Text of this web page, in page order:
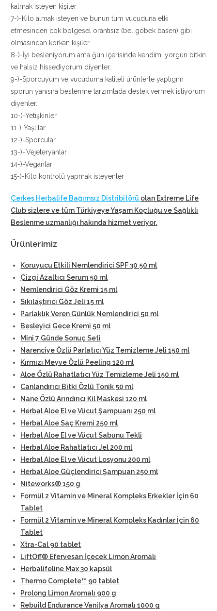
kalmak isteyen kişiler
7-)-Kilo almak isteyen ve bunun tüm vucuduna etki
etmesinden cok bölgesel orantısız (bel göbek basen) gibi
olmasından korkan kişiler
8-)-İyi besleniyorum ama ğün içerisinde kendimi yorgun bitkin
ve halsiz hissediyorum diyenler.
9-)-Sporcuyum ve vucuduma kaliteli ürünlerle yaptıgım
sporun yanısıra beslenme tarzımlada destek vermek istiyorum
diyenler.
10-)-Yetişkinler
11-)-Yaşlılar.
12-)-Sporcular
13-)-.Vejeteryanlar
14-)-Veganlar
15-)-Kilo kontrolü yapmak isteyenler
Çerkeş Herbalife Bağımsız Distribitörü olan Extreme Life
Club sizlere ve tüm Türkiyeye Yaşam Koçluğu ve Sağlıklı
Beslenme uzmanlığı hakında hizmet veriyor.
Ürünlerimiz
Koruyucu Etkili Nemlendirici SPF 30 50 ml
Çizgi Azaltıcı Serum 50 ml
Nemlendirici Göz Kremi 15 ml
Sıkılaştırıcı Göz Jeli 15 ml
Parlaklık Veren Günlük Nemlendirici 50 ml
Besleyici Gece Kremi 50 ml
Mini 7 Günde Sonuç Seti
Narenciye Özlü Parlatıcı Yüz Temizleme Jeli 150 ml
Kırmızı Meyve Özlü Peeling 120 ml
Aloe Özlü Rahatlatıcı Yüz Temizleme Jeli 150 ml
Canlandırıcı Bitki Özlü Tonik 50 ml
Nane Özlü Arındırıcı Kil Maskesi 120 ml
Herbal Aloe El ve Vücut Şampuanı 250 ml
Herbal Aloe Saç Kremi 250 ml
Herbal Aloe El ve Vücut Sabunu Tekli
Herbal Aloe Rahatlatıcı Jel 200 ml
Herbal Aloe El ve Vücut Losyonu 200 ml
Herbal Aloe Güçlendirici Şampuan 250 ml
Niteworks® 150 g
Formül 2 Vitamin ve Mineral Kompleks Erkekler İçin 60
Tablet
Formül 2 Vitamin ve Mineral Kompleks Kadınlar İçin 60
Tablet
Xtra-Cal 90 tablet
LiftOff® Efervesan İçecek Limon Aromalı
Herbalifeline Max 30 kapsül
Thermo Complete™ 90 tablet
Prolong Limon Aromalı 900 g
Rebuild Endurance Vanilya Aromalı 1000 g